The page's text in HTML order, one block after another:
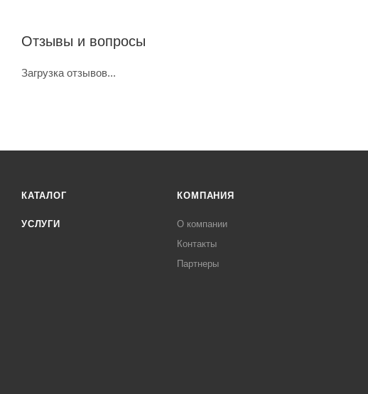
Отзывы и вопросы
Загрузка отзывов...
КАТАЛОГ
УСЛУГИ
КОМПАНИЯ
О компании
Контакты
Партнеры